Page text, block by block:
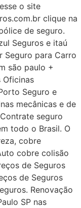
o site
clique na
de seguro.
Seguros e itaú
Seguro para Carro
são paulo +
Oficinas
Seguro e
mecânicas e de
seguro
todo o Brasil. O
cobre
cobre colisão
de Seguros
de Seguros
Renovação
SP nas